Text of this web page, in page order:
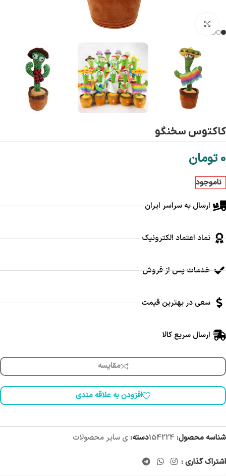
کاکتوس سخنگو
0 تومان
ناموجود
ارسال به سراسر ایران
نماد اعتماد الکترونیک
خدمات پس از فروش
سعی در بهترین قیمت
ارسال سریع کالا
مقایسه
افزودن به علاقه مندی
شناسه محصول: 154224دسته: ی سایر محصولات
اشتراک گذاری :